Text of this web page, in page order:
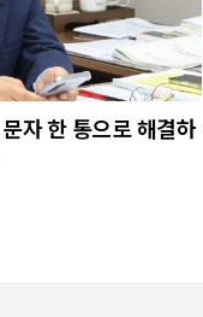
자 한 통으로 해결하